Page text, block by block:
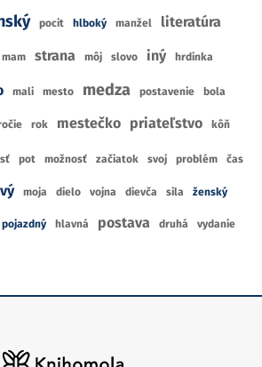
pocit hlboký manžel literatúra
mam strana môj slovo iný hrdinka
mali mesto medza postavenie bola
rok mestečko priateľstvo kôň
pot možnosť začiatok svoj problém čas
moja dielo vojna dievča sila ženský
pojazdný hlavná postava druhá vydanie